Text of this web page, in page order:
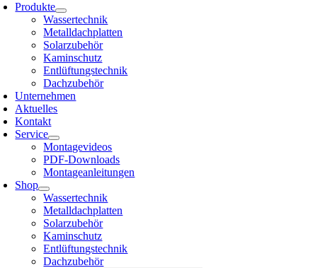
Produkte
Wassertechnik
Metalldachplatten
Solarzubehör
Kaminschutz
Entlüftungstechnik
Dachzubehör
Unternehmen
Aktuelles
Kontakt
Service
Montagevideos
PDF-Downloads
Montageanleitungen
Shop
Wassertechnik
Metalldachplatten
Solarzubehör
Kaminschutz
Entlüftungstechnik
Dachzubehör